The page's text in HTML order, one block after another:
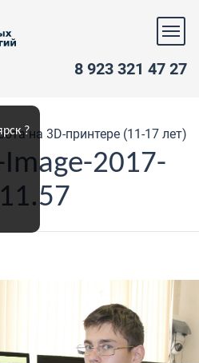
?
8 923 321 47 27
на 3D-принтере (11-17 лет)
2017-